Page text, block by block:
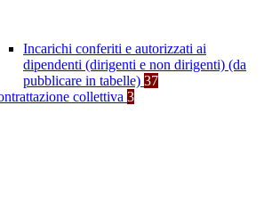
Incarichi conferiti e autorizzati ai
dipendenti (dirigenti e non dirigenti) (da
pubblicare in tabelle) 37
collettiva 3